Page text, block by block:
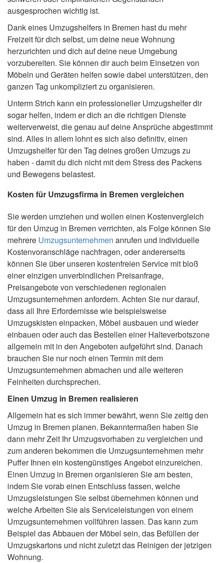
ausgesprochen wichtig ist.
Dank eines Umzugshelfers in Bremen hast du mehr
Freizeit für dich selbst, um deine neue Wohnung
herzurichten und dich auf deine neue Umgebung
vorzubereiten. Sie können dir auch beim Einsetzen von
Möbeln und Geräten helfen sowie dabei unterstützen, den
ganzen Tag unkompliziert zu organisieren.
Unterm Strich kann ein professioneller Umzugshelfer dir
sogar helfen, indem er dich an die richtigen Dienste
weiterverweist, die genau auf deine Ansprüche abgestimmt
sind. Alles in allem lohnt es sich also definitiv, einen
Umzugshelfer für den Tag deines großen Umzugs zu
haben - damit du dich nicht mit dem Stress des Packens
und Bewegens belastest.
Kosten für Umzugsfirma in Bremen vergleichen
Sie werden umziehen und wollen einen Kostenvergleich
für den Umzug in Bremen verrichten, als Folge können Sie
mehrere Umzugsunternehmen anrufen und individuelle
Kostenvoranschläge nachfragen, oder andererseits
können Sie über unseren kostenfreien Service mit bloß
einer einzigen unverbindlichen Preisanfrage,
Preisangebote von verschiedenen regionalen
Umzugsunternehmen anfordern. Achten Sie nur darauf,
dass all Ihre Erfordernisse wie beispielsweise
Umzugskisten einpacken, Möbel ausbauen und wieder
einbauen oder auch das Bestellen einer Halteverbotszone
allgemein mit in den Angeboten aufgeführt sind. Danach
brauchen Sie nur noch einen Termin mit dem
Umzugsunternehmen abmachen und alle weiteren
Feinheiten durchsprechen.
Einen Umzug in Bremen realisieren
Allgemein hat es sich immer bewährt, wenn Sie zeitig den
Umzug in Bremen planen. Bekanntermaßen haben Sie
dann mehr Zeit Ihr Umzugsvorhaben zu vergleichen und
zum anderen bekommen die Umzugsunternehmen mehr
Puffer Ihnen ein kostengünstiges Angebot einzureichen.
Einen Umzug in Bremen organisieren Sie am besten,
indem Sie vorab einen Entschluss fassen, welche
Umzugsleistungen Sie selbst übernehmen können und
welche Arbeiten Sie als Serviceleistungen von einem
Umzugsunternehmen vollführen lassen. Das kann zum
Beispiel das Abbauen der Möbel sein, das Befüllen der
Umzugskartons und nicht zuletzt das Reinigen der jetzigen
Wohnung.